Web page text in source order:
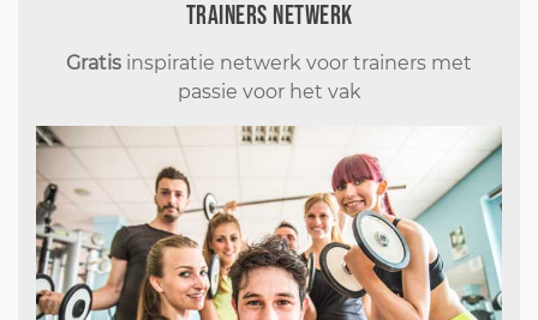
Trainers Netwerk
Gratis inspiratie netwerk voor trainers met
passie voor het vak